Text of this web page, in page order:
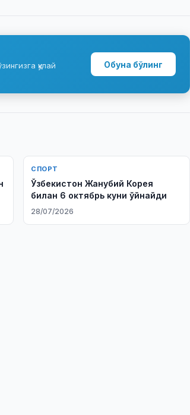
қулай
Обуна бўлинг
СПОРТ
Ўзбекистон Жанубий Корея
билан 6 октябрь куни ўйнайди
28/07/2026